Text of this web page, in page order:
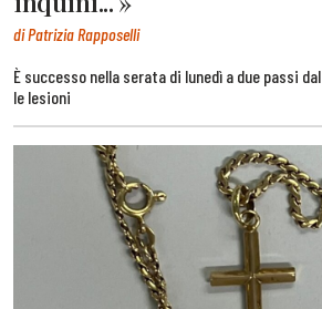
di Patrizia Rapposelli
È successo nella serata di lunedì a due passi
le lesioni